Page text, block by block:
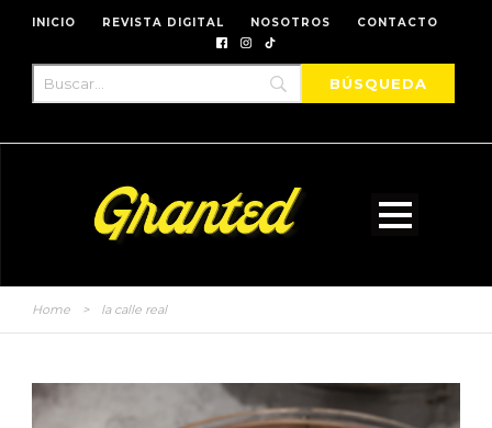
INICIO REVISTA DIGITAL NOSOTROS CONTACTO
Home > la calle real